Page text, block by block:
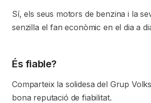
Sí, els seus motors de benzina i la
senzilla el fan econòmic en el dia a
És fiable?
Comparteix la solidesa del Grup
bona reputació de fiabilitat.